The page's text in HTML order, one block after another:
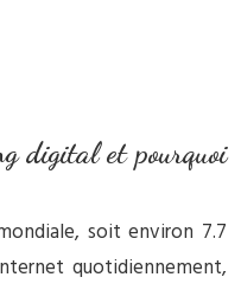
digital et pourquoi
soit environ 7.7
quotidiennement,